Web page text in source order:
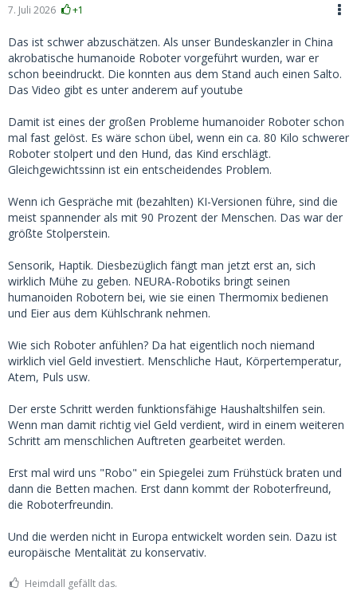
7. Juli 2026 +1
Das ist schwer abzuschätzen. Als unser Bundeskanzler in China
akrobatische humanoide Roboter vorgeführt wurden, war er
schon beeindruckt. Die konnten aus dem Stand auch einen Salto.
Das Video gibt es unter anderem auf youtube
Damit ist eines der großen Probleme humanoider Roboter schon
mal fast gelöst. Es wäre schon übel, wenn ein ca. 80 Kilo schwerer
Roboter stolpert und den Hund, das Kind erschlägt.
Gleichgewichtssinn ist ein entscheidendes Problem.
Wenn ich Gespräche mit (bezahlten) KI-Versionen führe, sind die
meist spannender als mit 90 Prozent der Menschen. Das war der
größte Stolperstein.
Sensorik, Haptik. Diesbezüglich fängt man jetzt erst an, sich
wirklich Mühe zu geben. NEURA-Robotiks bringt seinen
humanoiden Robotern bei, wie sie einen Thermomix bedienen
und Eier aus dem Kühlschrank nehmen.
Wie sich Roboter anfühlen? Da hat eigentlich noch niemand
wirklich viel Geld investiert. Menschliche Haut, Körpertemperatur,
Atem, Puls usw.
Der erste Schritt werden funktionsfähige Haushaltshilfen sein.
Wenn man damit richtig viel Geld verdient, wird in einem weiteren
Schritt am menschlichen Auftreten gearbeitet werden.
Erst mal wird uns "Robo" ein Spiegelei zum Frühstück braten und
dann die Betten machen. Erst dann kommt der Roboterfreund,
die Roboterfreundin.
Und die werden nicht in Europa entwickelt worden sein. Dazu ist
europäische Mentalität zu konservativ.
Heimdall gefällt das.